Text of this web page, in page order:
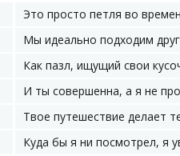
Это просто петля во
Мы идеально подходим друг
Как пазл, ищущий свои
И ты совершенна, а я не
Твое путешествие делает
Куда бы я ни посмотрел, я